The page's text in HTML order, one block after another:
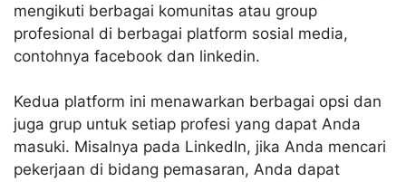
mengikuti berbagai komunitas atau group
profesional di berbagai platform sosial media,
contohnya facebook dan linkedin.
Kedua platform ini menawarkan berbagai opsi dan
juga grup untuk setiap profesi yang dapat Anda
masuki. Misalnya pada LinkedIn, jika Anda mencari
pekerjaan di bidang pemasaran, Anda dapat